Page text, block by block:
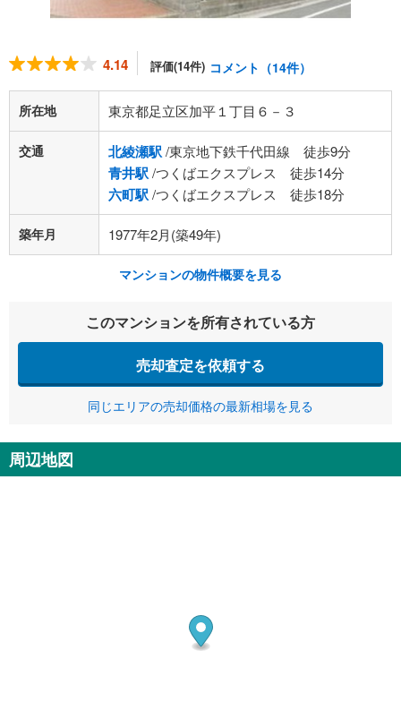
4.14 評価(14件) コメント（14件）
所在地 東京都足立区加平１丁目６－３
交通 北綾瀬駅/東京地下鉄千代田線 徒歩9分
青井駅/つくばエクスプレス 徒歩14分
六町駅/つくばエクスプレス 徒歩18分
築年月 1977年2月(築49年)
マンションの物件概要を見る
このマンションを所有されている方
売却査定を依頼する
同じエリアの売却価格の最新相場を見る
周辺地図